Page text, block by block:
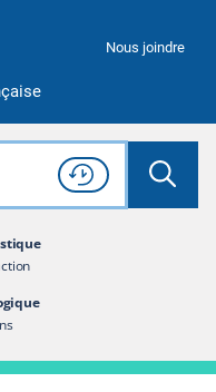
Nous joindre
dans tout le site
Lancer
Consulter l'
Historique
de recherche